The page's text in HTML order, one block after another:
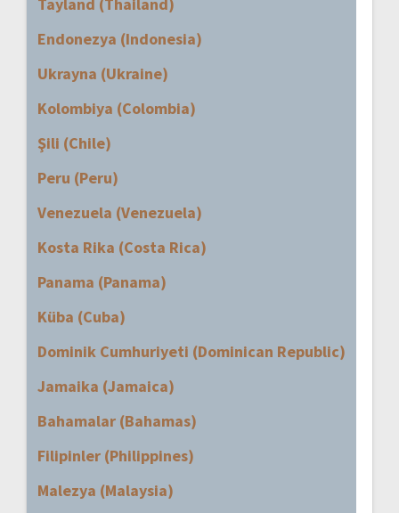
Endonezya (Indonesia)
Ukrayna (Ukraine)
Kolombiya (Colombia)
Şili (Chile)
Peru (Peru)
Venezuela (Venezuela)
Kosta Rika (Costa Rica)
Panama (Panama)
Küba (Cuba)
Dominik Cumhuriyeti (Dominican Republic)
Jamaika (Jamaica)
Bahamalar (Bahamas)
Filipinler (Philippines)
Malezya (Malaysia)